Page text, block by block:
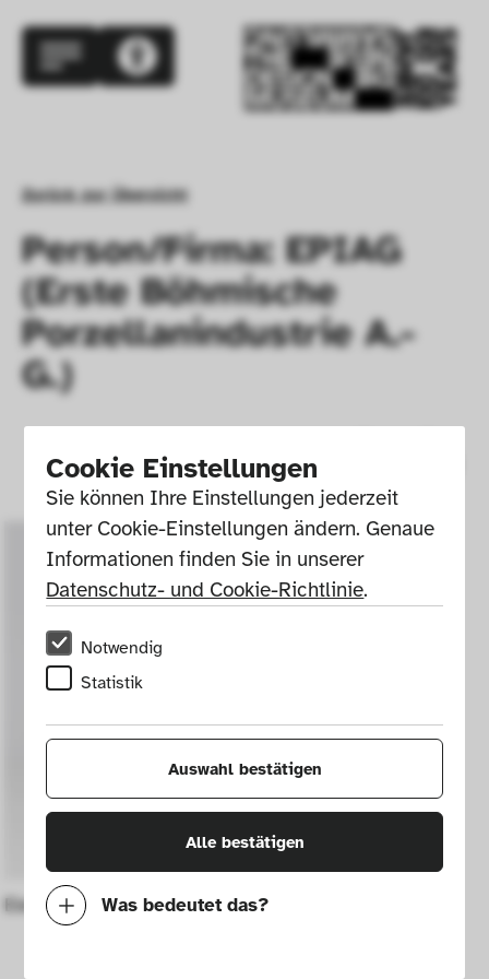
Cookie Einstellungen
Sie können Ihre Einstellungen jederzeit
unter Cookie-Einstellungen ändern. Genaue
Informationen finden Sie in unserer
Datenschutz- und Cookie-Richtlinie.
Notwendig
Statistik
Auswahl bestätigen
Alle bestätigen
Was bedeutet das?
Zurück zur Übersicht
Person/Firma: EPIAG
(Erste Böhmische
Porzellanindustrie A.-
G.)
Elektrisches Heizgerät Epiag